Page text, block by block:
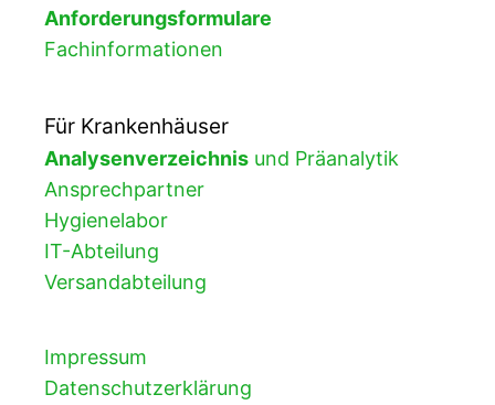
Anforderungsformulare
Fachinformationen
Für Krankenhäuser
Analysenverzeichnis und Präanalytik
Ansprechpartner
Hygienelabor
IT-Abteilung
Versandabteilung
Impressum
Datenschutzerklärung